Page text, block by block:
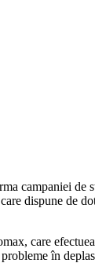
campaniei
dispune de
care
în